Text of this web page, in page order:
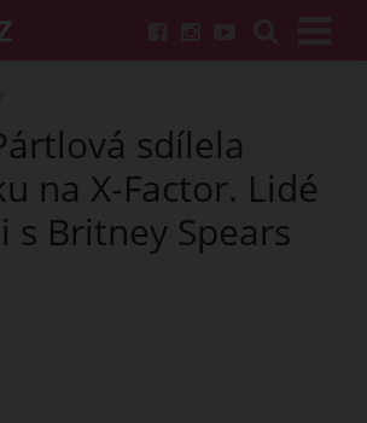
sdílela
na X-Factor. Lidé
s Britney Spears